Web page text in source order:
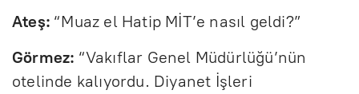
Ateş: “Muaz el Hatip MİT’e nasıl geldi?”
Görmez: “Vakıflar Genel Müdürlüğü’nün
otelinde kalıyordu. Diyanet İşleri